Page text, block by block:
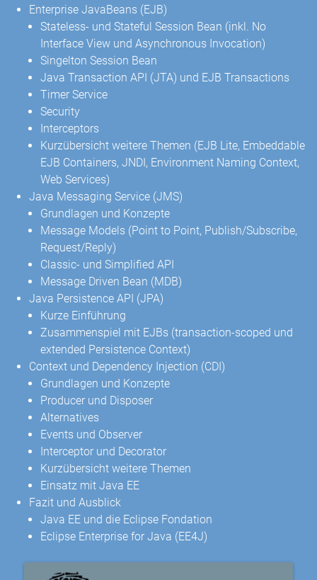
Enterprise JavaBeans (EJB)
Stateless- und Stateful Session Bean (inkl. No
Interface View und Asynchronous Invocation)
Singelton Session Bean
Java Transaction API (JTA) und EJB Transactions
Timer Service
Security
Interceptors
Kurzübersicht weitere Themen (EJB Lite, Embeddable
EJB Containers, JNDI, Environment Naming Context,
Web Services)
Java Messaging Service (JMS)
Grundlagen und Konzepte
Message Models (Point to Point, Publish/Subscribe,
Request/Reply)
Classic- und Simplified API
Message Driven Bean (MDB)
Java Persistence API (JPA)
Kurze Einführung
Zusammenspiel mit EJBs (transaction-scoped und
extended Persistence Context)
Context und Dependency Injection (CDI)
Grundlagen und Konzepte
Producer und Disposer
Alternatives
Events und Observer
Interceptor und Decorator
Kurzübersicht weitere Themen
Einsatz mit Java EE
Fazit und Ausblick
Java EE und die Eclipse Fondation
Eclipse Enterprise for Java (EE4J)